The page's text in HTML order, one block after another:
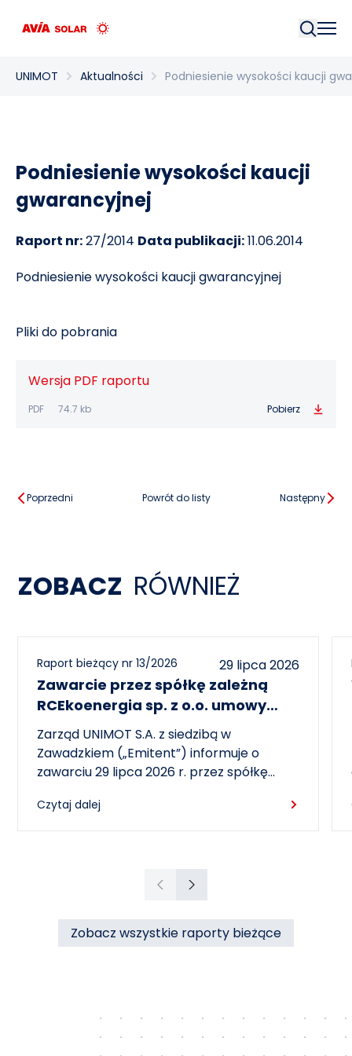
UNIMOT Aktualności Podniesienie wysokości kaucji
Podniesienie wysokości kaucji
gwarancyjnej
Raport nr:27/2014 Data publikacji:11.06.2014
Podniesienie wysokości kaucji gwarancyjnej
Pliki do pobrania
Wersja PDF raportu
PDF 74.7 kb Pobierz
Poprzedni Powrót do listy Następny
ZOBACZ RÓWNIEŻ
Raport bieżący nr 13/2026 29 lipca 2026
Zawarcie przez spółkę zależną
RCEkoenergia sp. z o.o. umowy
wieloletniej na sprzedaż ciepła do
miasta Czechowice-Dziedzice
Zarząd UNIMOT S.A. z siedzibą w
Zawadzkiem („Emitent”) informuje o
zawarciu 29 lipca 2026 r. przez spółkę
wieloletniej umowy sprzedaży ciepła z
Przedsiębiorstwem Inżynierii Miejskiej sp. z
Dziedzicach („PIM”), dotyczącej sprzedaży
ciepła do miasta Czechowice-Dziedzice
Czytaj dalej
PoprzedniNastępny
Zobacz wszystkie raporty bieżące